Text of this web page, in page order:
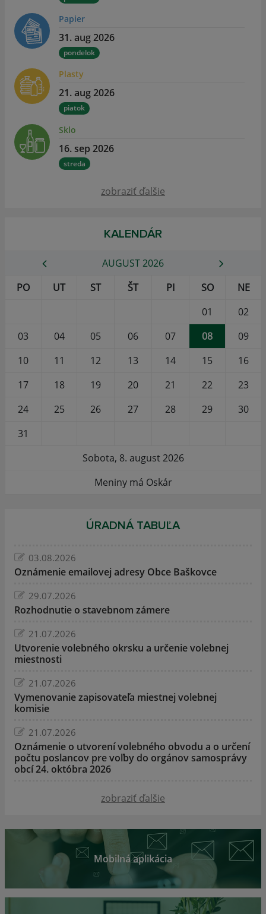
Papier
31. aug 2026
pondelok
Plasty
21. aug 2026
piatok
Sklo
16. sep 2026
streda
zobraziť ďalšie
KALENDÁR
AUGUST 2026
PO
UT ST ŠT PI SO
NE
01
02
03
04 05 06 07 08
09
10
11 12 13 14 15
16
17
18 19 20 21 22
23
24
25 26 27 28 29
30
31
Sobota, 8. august 2026
Meniny má Oskár
ÚRADNÁ TABUĽA
03.08.2026
Oznámenie emailovej adresy Obce Baškovce
29.07.2026
Rozhodnutie o stavebnom zámere
21.07.2026
Utvorenie volebného okrsku a určenie volebnej
miestnosti
21.07.2026
Vymenovanie zapisovateľa miestnej volebnej
komisie
21.07.2026
Oznámenie o utvorení volebného obvodu a o určení
počtu poslancov pre voľby do orgánov samosprávy
obcí 24. októbra 2026
zobraziť ďalšie
Mobilná aplikácia